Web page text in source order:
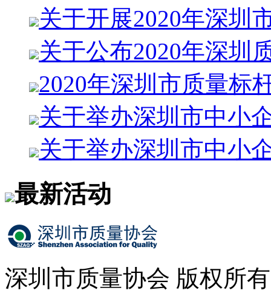
关于开展2020年深圳
关于公布2020年深圳
2020年深圳市质量标
关于举办深圳市中小
关于举办深圳市中小
最新活动
深圳市质量协会 版权所